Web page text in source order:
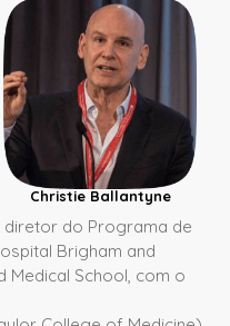
Christie Ballantyne
diretor do Programa de
Brigham and
Medical School, com o